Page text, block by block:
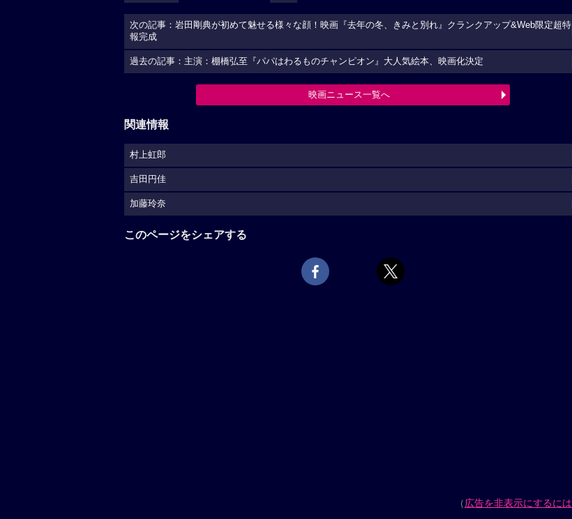
次の記事：岩田剛典が初めて魅せる様々な顔！映画『去年の冬、きみと別れ』クランクアップ&Web限定超特
報完成
過去の記事：主演：棚橋弘至『パパはわるものチャンピオン』大人気絵本、映画化決定
映画ニュース一覧へ
関連情報
村上虹郎
吉田円佳
加藤玲奈
このページをシェアする
（広告を非表示にするには